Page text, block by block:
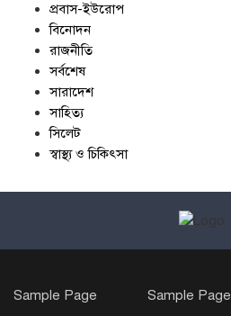
প্রবাস-ইউরোপ
বিনোদন
রাজনীতি
সর্বশেষ
সারাদেশ
সাহিত্য
সিলেট
স্বাস্থ্য ও চিকিৎসা
Sample Page Sample Page